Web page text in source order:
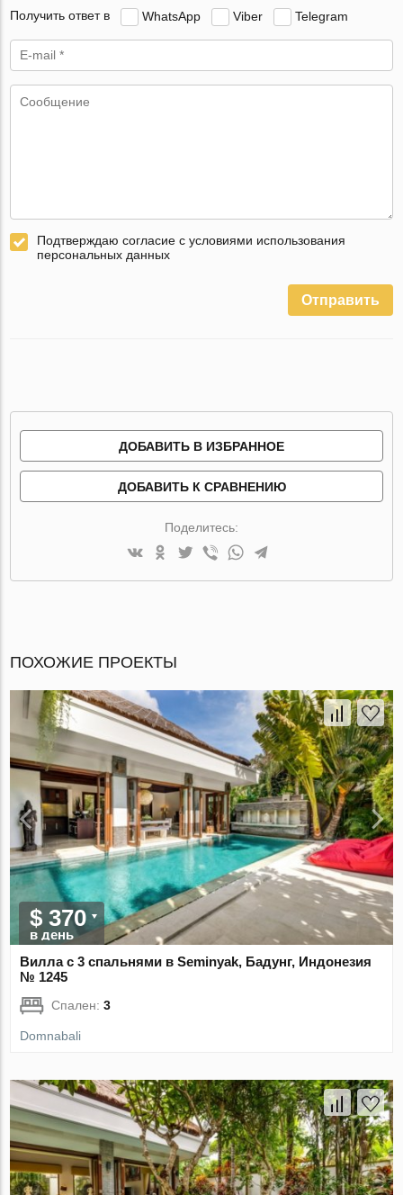
Получить ответ в WhatsApp Viber Telegram
Подтверждаю согласие с условиями использования
персональных данных
Отправить
ДОБАВИТЬ В ИЗБРАННОЕ
ДОБАВИТЬ К СРАВНЕНИЮ
Поделитесь:
ПОХОЖИЕ ПРОЕКТЫ
$ 370
в день
Вилла с 3 спальнями в Seminyak, Бадунг, Индонезия
№ 1245
Спален:3
Domnabali